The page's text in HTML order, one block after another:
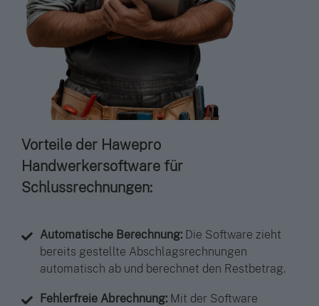
Vorteile der Hawepro
Handwerkersoftware für
Schlussrechnungen:
Automatische Berechnung: Die Software zieht
bereits gestellte Abschlagsrechnungen
automatisch ab und berechnet den Restbetrag.
Fehlerfreie Abrechnung: Mit der Software